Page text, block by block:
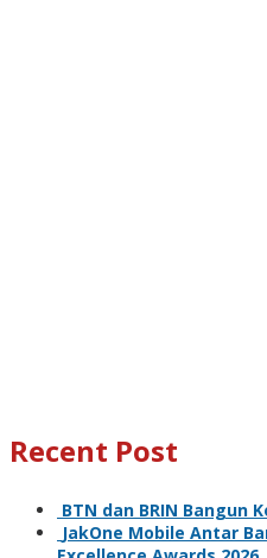
Recent Post
BTN dan BRIN Bangun
JakOne Mobile Antar